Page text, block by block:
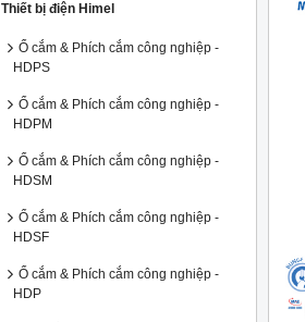
Thiết bị điện Himel
Ổ cắm & Phích cắm công nghiệp -
HDPS
Ổ cắm & Phích cắm công nghiệp -
HDPM
Ổ cắm & Phích cắm công nghiệp -
HDSM
Ổ cắm & Phích cắm công nghiệp -
HDSF
Ổ cắm & Phích cắm công nghiệp -
HDP